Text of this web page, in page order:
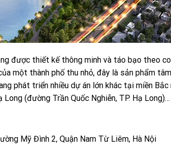
được thiết kế thông minh và táo bạo theo
một thành phố thu nhỏ, đây là sản phẩm
phát triển nhiều dự án lớn khác tại miền
(đường Trần Quốc Nghiễn, TP. Hạ Long)…
Mỹ Đình 2, Quận Nam Từ Liêm, Hà Nội